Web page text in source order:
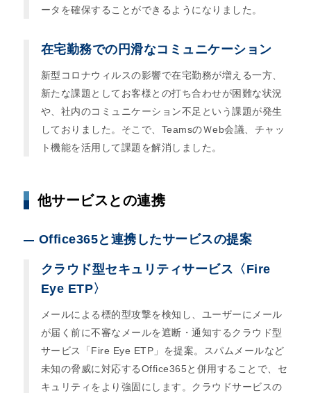
ータを確保することができるようになりました。
在宅勤務での円滑なコミュニケーション
新型コロナウィルスの影響で在宅勤務が増える一方、
新たな課題としてお客様との打ち合わせが困難な状況
や、社内のコミュニケーション不足という課題が発生
しておりました。そこで、TeamsのＷeb会議、チャッ
ト機能を活用して課題を解消しました。
他サービスとの連携
Office365と連携したサービスの提案
クラウド型セキュリティサービス〈Fire
Eye ETP〉
メールによる標的型攻撃を検知し、ユーザーにメール
が届く前に不審なメールを遮断・通知するクラウド型
サービス「Fire Eye ETP」を提案。スパムメールなど
未知の脅威に対応するOffice365と併用することで、セ
キュリティをより強固にします。クラウドサービスの